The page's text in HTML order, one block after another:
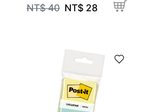
NT$40 NT$28